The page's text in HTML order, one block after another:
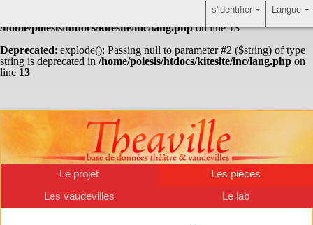
: Undefined array key "HTTP_ACCEPT_LANGUAGE" in
/home/poiesis/htdocs/kitesite/inc/lang.phpon line13
Deprecated: explode(): Passing null to parameter #2 ($string) of type
string is deprecated in /home/poiesis/htdocs/kitesite/inc/lang.php on
line 13
Le projet
Les pièces
Les vaudevilles
Le lab
Langue
s'identifier